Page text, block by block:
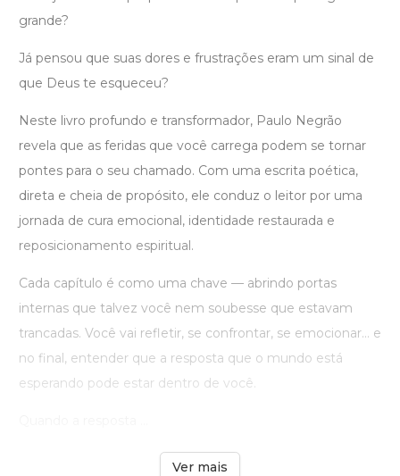
grande?
Já pensou que suas dores e frustrações eram um sinal de
que Deus te esqueceu?
Neste livro profundo e transformador, Paulo Negrão
revela que as feridas que você carrega podem se tornar
pontes para o seu chamado. Com uma escrita poética,
direta e cheia de propósito, ele conduz o leitor por uma
jornada de cura emocional, identidade restaurada e
reposicionamento espiritual.
Cada capítulo é como uma chave — abrindo portas
internas que talvez você nem soubesse que estavam
trancadas. Você vai refletir, se confrontar, se emocionar… e
no final, entender que a resposta que o mundo está
esperando pode estar dentro de você.
Ver mais